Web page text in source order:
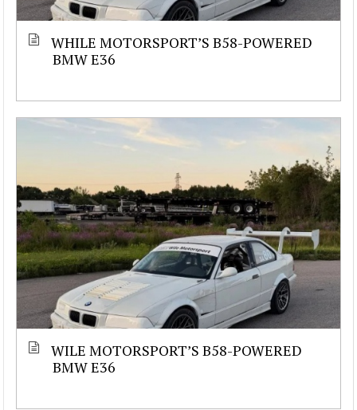
WHILE MOTORSPORT’S B58-POWERED
BMW E36
WILE MOTORSPORT’S B58-POWERED
BMW E36